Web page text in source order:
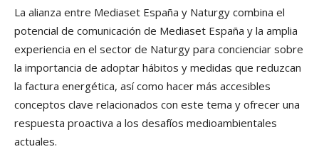
La alianza entre Mediaset España y Naturgy combina el
potencial de comunicación de Mediaset España y la amplia
experiencia en el sector de Naturgy para concienciar sobre
la importancia de adoptar hábitos y medidas que reduzcan
la factura energética, así como hacer más accesibles
conceptos clave relacionados con este tema y ofrecer una
respuesta proactiva a los desafíos medioambientales
actuales.